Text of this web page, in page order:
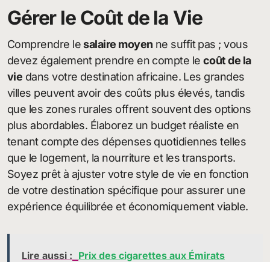
Gérer le Coût de la Vie
Comprendre lesalaire moyen ne suffit pas ; vous
devez également prendre en compte lecoût de la
vie dans votre destination africaine. Les grandes
villes peuvent avoir des coûts plus élevés, tandis
que les zones rurales offrent souvent des options
plus abordables. Élaborez un budget réaliste en
tenant compte des dépenses quotidiennes telles
que le logement, la nourriture et les transports.
Soyez prêt à ajuster votre style de vie en fonction
de votre destination spécifique pour assurer une
expérience équilibrée et économiquement viable.
Lire aussi : Prix des cigarettes aux Émirats